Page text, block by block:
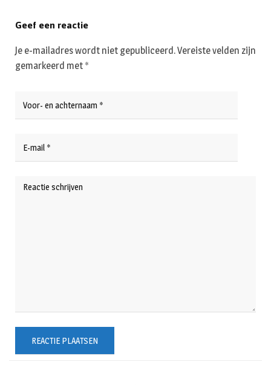
Geef een reactie
Je e-mailadres wordt niet gepubliceerd.Vereiste velden zijn
gemarkeerd met *